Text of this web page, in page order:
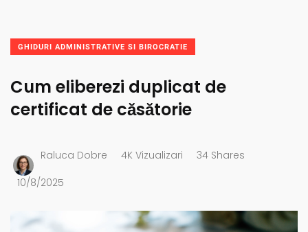
GHIDURI ADMINISTRATIVE SI BIROCRATIE
Cum eliberezi duplicat de
certificat de căsătorie
Raluca Dobre 4K Vizualizari 34 Shares
10/8/2025